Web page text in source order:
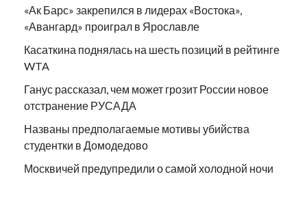
«Ак Барс» закрепился в лидерах «Востока»,
«Авангард» проиграл в Ярославле
Касаткина поднялась на шесть позиций в рейтинге
WTA
Ганус рассказал, чем может грозит России новое
отстранение РУСАДА
Названы предполагаемые мотивы убийства
студентки в Домодедово
Москвичей предупредили о самой холодной ночи